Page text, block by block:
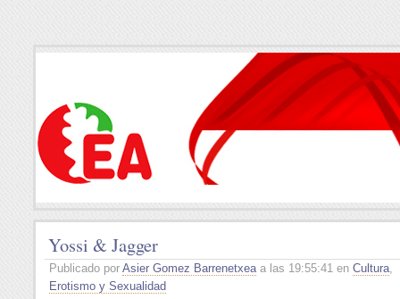
Yossi & Jagger
Publicado por Asier Gomez Barrenetxeaa las 19:55:41 en Cultura,
Erotismo y Sexualidad